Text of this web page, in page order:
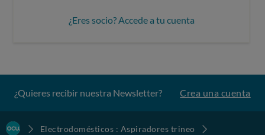
¿Eres socio? Accede a tu cuenta
¿Quieres recibir nuestra Newsletter? Crea una cuenta
Electrodomésticos : Aspiradores trineo